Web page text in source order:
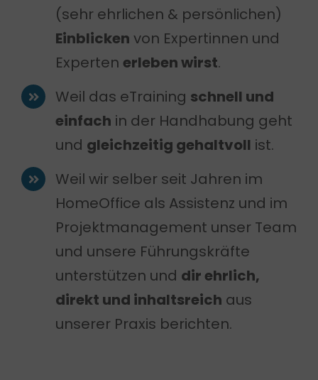
(sehr ehrlichen & persönlichen)
Einblicken von Expertinnen und
Experten erleben wirst.
Weil das eTraining schnell und
einfach in der Handhabung geht
und gleichzeitig gehaltvoll ist.
Weil wir selber seit Jahren im
HomeOffice als Assistenz und im
Projektmanagement unser Team
und unsere Führungskräfte
unterstützen und dir ehrlich,
direkt und inhaltsreich aus
unserer Praxis berichten.